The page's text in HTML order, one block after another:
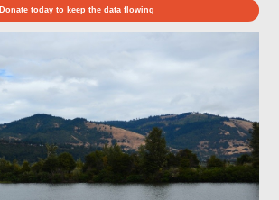
Donate today to keep the data flowing